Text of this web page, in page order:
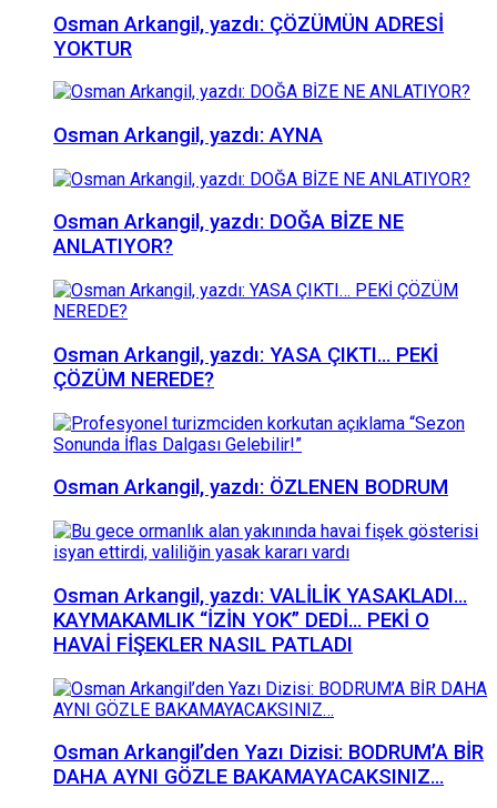
Osman Arkangil, yazdı: ÇÖZÜMÜN ADRESİ
YOKTUR
Osman Arkangil, yazdı: AYNA
Osman Arkangil, yazdı: DOĞA BİZE NE
ANLATIYOR?
Osman Arkangil, yazdı: YASA ÇIKTI… PEKİ
ÇÖZÜM NEREDE?
Osman Arkangil, yazdı: ÖZLENEN BODRUM
Osman Arkangil, yazdı: VALİLİK YASAKLADI…
KAYMAKAMLIK “İZİN YOK” DEDİ… PEKİ O
HAVAİ FİŞEKLER NASIL PATLADI
Osman Arkangil’den Yazı Dizisi: BODRUM’A BİR
DAHA AYNI GÖZLE BAKAMAYACAKSINIZ…